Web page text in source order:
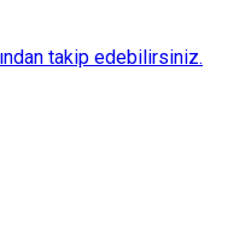
takip edebilirsiniz.